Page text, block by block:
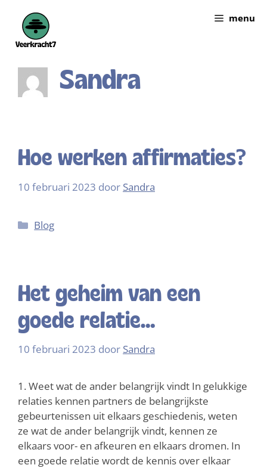
menu
Sandra
Hoe werken affirmaties?
10 februari 2023 door Sandra
Blog
Het geheim van een
goede relatie…
10 februari 2023 door Sandra
1. Weet wat de ander belangrijk vindt In gelukkige
relaties kennen partners de belangrijkste
gebeurtenissen uit elkaars geschiedenis, weten
ze wat de ander belangrijk vindt, kennen ze
elkaars voor- en afkeuren en elkaars dromen. In
een goede relatie wordt de kennis over elkaar